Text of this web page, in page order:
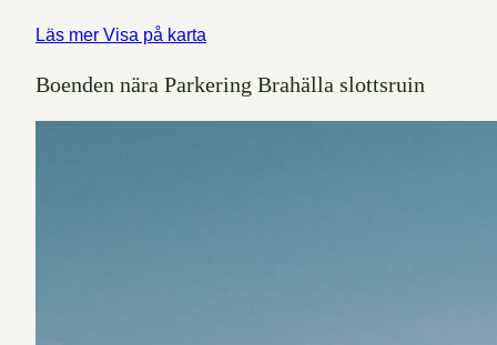
Läs mer Visa på karta
Boenden nära Parkering Brahälla slottsruin